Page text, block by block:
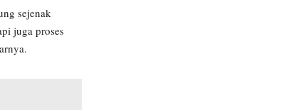
sejenak
juga proses